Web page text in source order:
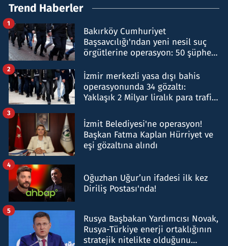
Trend Haberler
Bakırköy Cumhuriyet
Başsavcılığı'ndan yeni nesil suç
örgütlerine operasyon: 50 şüpheli
1
İzmir merkezli yasa dışı bahis
operasyonunda 34 gözaltı:
Yaklaşık 2 Milyar liralık para trafiği
2
İzmit Belediyesi'ne operasyon!
Başkan Fatma Kaplan Hürriyet ve
eşi gözaltına alındı
3
Oğuzhan Uğur’un ifadesi ilk kez
Diriliş Postası'nda!
4
Rusya Başbakan Yardımcısı Novak,
Rusya-Türkiye enerji ortaklığının
stratejik nitelikte olduğunu
5